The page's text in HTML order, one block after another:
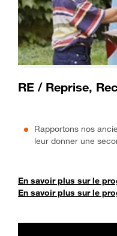
RE / Reprise,
Rapportons nos
leur donner une
En savoir plus sur le
En savoir plus sur le